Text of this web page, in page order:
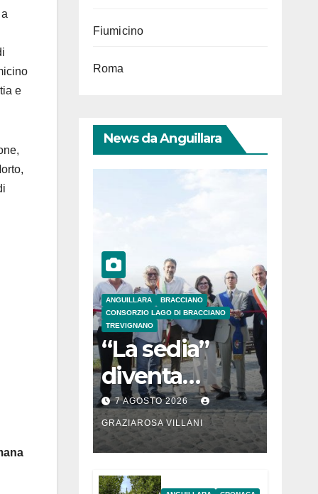
e
Fiumicino
Roma
News da Anguillara
ANGUILLARA
BRACCIANO
CONSORZIO LAGO DI BRACCIANO
TREVIGNANO
“La sedia”
diventa
Belvedere sul
lago di
Bracciano: ieri
l’inaugurazion
7 AGOSTO 2026
GRAZIAROSA VILLANI